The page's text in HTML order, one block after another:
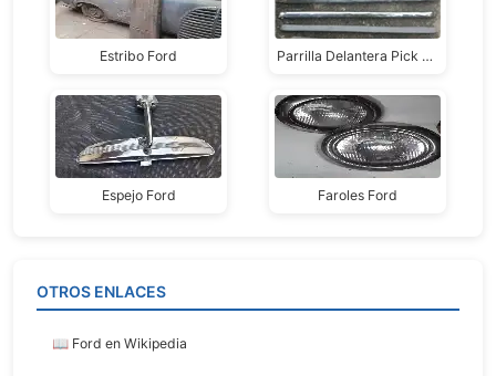
Estribo Ford Parrilla Delantera Pick Up Ford 1946
Espejo Ford Faroles Ford
OTROS ENLACES
📖 Ford en Wikipedia